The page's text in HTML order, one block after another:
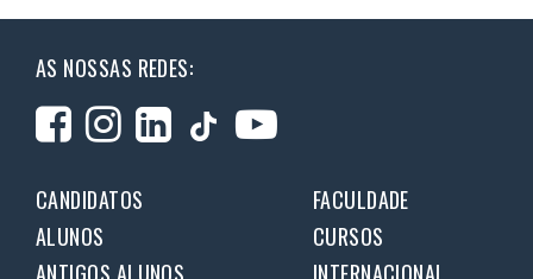
AS NOSSAS REDES:
CANDIDATOS
FACULDADE
ALUNOS
CURSOS